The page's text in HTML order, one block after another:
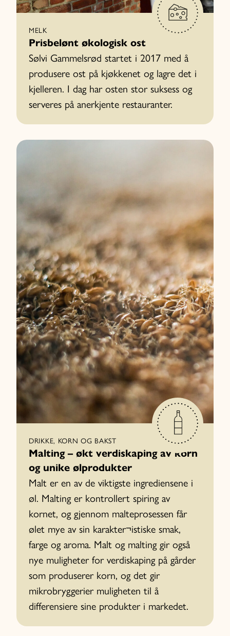
MELK
Prisbelønt økologisk ost
Sølvi Gammelsrød startet i 2017 med å
produsere ost på kjøkkenet og lagre det i
kjelleren. I dag har osten stor suksess og
serveres på anerkjente restauranter.
DRIKKE, KORN OG BAKST
Malting – økt verdiskaping av korn
og unike ølprodukter
Malt er en av de viktigste ingrediensene i
øl. Malting er kontrollert spiring av
kornet, og gjennom malteprosessen får
ølet mye av sin karakter¬istiske smak,
farge og aroma. Malt og malting gir også
nye muligheter for verdiskaping på gårder
som produserer korn, og det gir
mikrobryggerier muligheten til å
differensiere sine produkter i markedet.